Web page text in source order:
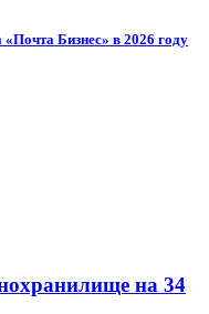
«Почта Бизнес» в 2026 году
на 34